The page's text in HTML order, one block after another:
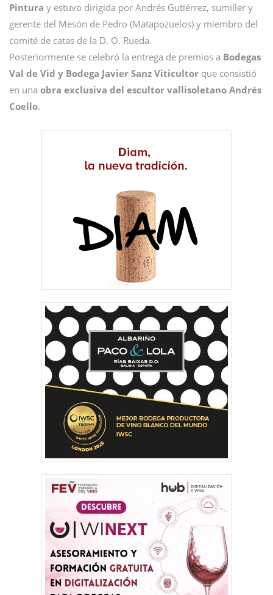
Pintura y estuvo dirigida por Andrés Gutiérrez, sumiller y
gerente del Mesón de Pedro (Matapozuelos) y miembro del
comité de catas de la D. O. Rueda.
Posteriormente se celebró la entrega de premios a Bodegas
Val de Vid y Bodega Javier Sanz Viticultor que consistió
en una obra exclusiva del escultor vallisoletano Andrés
Coello.